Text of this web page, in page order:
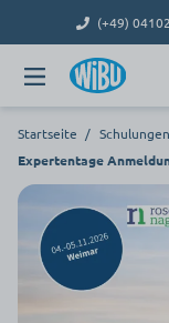
(+49)
Startseite / Schulungen
Expertentage